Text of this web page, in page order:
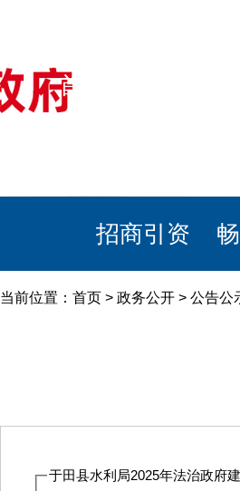
首页
招商引资
当前位置： 首页 > 政务公开 > 公告公
于田县水利局2025年法治政府